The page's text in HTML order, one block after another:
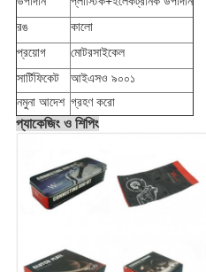
রঙ
কালো
প্রয়োগ
মোটরসাইকেল
সার্টিফিকেট
আইএসও ৯০০১
নমুনা আদেশ গ্রহণ করো
প্যাকেজিং ও শিপিং